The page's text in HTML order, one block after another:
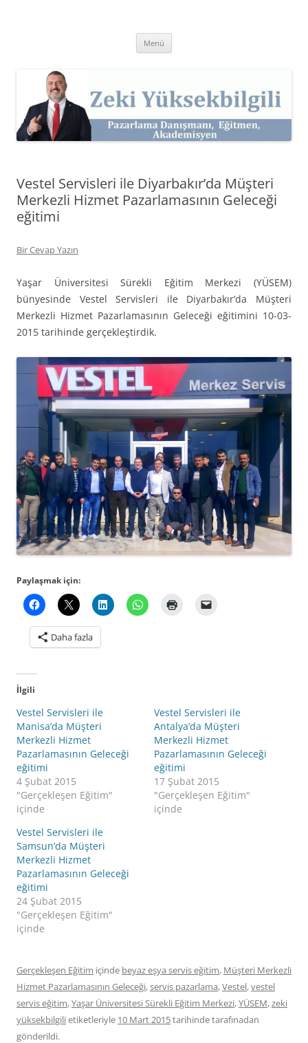
Kişisel Web Sitesi.
Menü
Vestel Servisleri ile Diyarbakır’da Müşteri
Merkezli Hizmet Pazarlamasının Geleceği
eğitimi
Bir Cevap Yazın
Yaşar Üniversitesi Sürekli Eğitim Merkezi (YÜSEM)
bünyesinde Vestel Servisleri ile Diyarbakır’da Müşteri
Merkezli Hizmet Pazarlamasının Geleceği eğitimini 10-03-
2015 tarihinde gerçekleştirdik.
Paylaşmak için:
Daha fazla
İlgili
Vestel Servisleri ile
Manisa’da Müşteri
Merkezli Hizmet
Pazarlamasının Geleceği
eğitimi
4 Şubat 2015
"Gerçekleşen Eğitim"
içinde
Vestel Servisleri ile
Antalya’da Müşteri
Merkezli Hizmet
Pazarlamasının Geleceği
eğitimi
17 Şubat 2015
"Gerçekleşen Eğitim"
içinde
Vestel Servisleri ile
Samsun’da Müşteri
Merkezli Hizmet
Pazarlamasının Geleceği
eğitimi
24 Şubat 2015
"Gerçekleşen Eğitim"
içinde
Gerçekleşen Eğitim içinde beyaz eşya servis eğitim, Müşteri Merkezli
Hizmet Pazarlamasının Geleceği,servis pazarlama,Vestel,vestel
servis eğitim,Yaşar Üniversitesi Sürekli Eğitim Merkezi,YÜSEM,zeki
yüksekbilgilietiketleriyle 10 Mart 2015tarihindetarafınadan
gönderildi.